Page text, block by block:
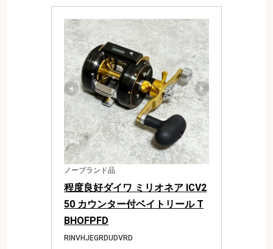
ノーブランド品
程度良好ダイワ ミリオネア ICV2
50 カウンター付ベイトリール T
BHOFPFD
RINVHJEGRDUDVRD